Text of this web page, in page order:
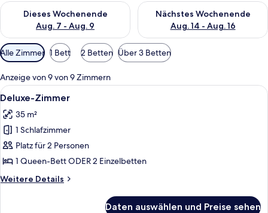
Dieses Wochenende
Aug. 7 - Aug. 9
Überprüfe die Verfügbarkeit für dieses Wochenende, Aug. 7
Nächstes Wochenende
Aug. 14 - Aug. 16
Überprüfe die Verfügbarkeit
Verfügbare
Filter
für
Zimmer
Alle Zimmer 1 Bett 2 Betten Über 3 Betten
Anzeige von 9 von 9 Zimmern
Alle
Fotos
für
Deluxe-
Zimmer
anzeigen
Ein Hotelzimmer mit einem großen
14
Deluxe-Zimmer
35 m²
1 Schlafzimmer
Platz für 2 Personen
1 Queen-Bett ODER 2 Einzelbetten
Weitere Details
Weitere
Daten auswählen und Preise sehen